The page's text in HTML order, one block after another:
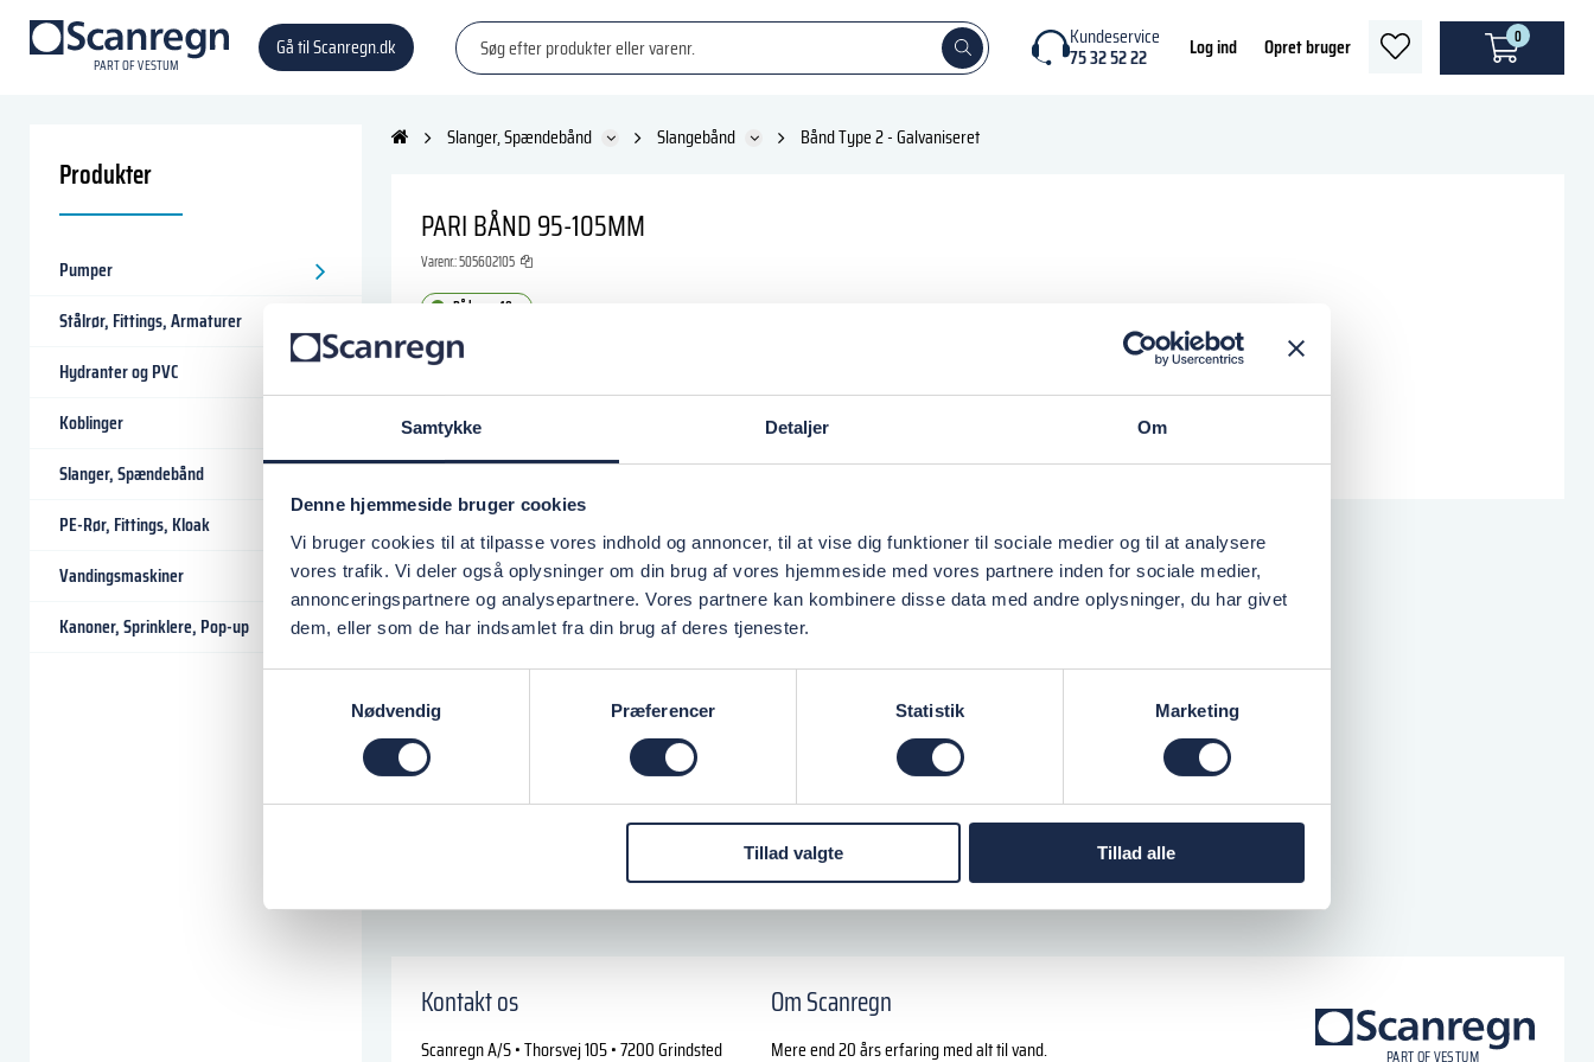
Samtykke Detaljer Om
Denne hjemmeside bruger cookies
Vi bruger cookies til at tilpasse vores indhold og annoncer, til at vise dig funktioner til sociale medier og til at analysere
vores trafik. Vi deler også oplysninger om din brug af vores hjemmeside med vores partnere inden for sociale medier,
annonceringspartnere og analysepartnere. Vores partnere kan kombinere disse data med andre oplysninger, du har givet
dem, eller som de har indsamlet fra din brug af deres tjenester.
Nødvendig
Præferencer Statistik Marketing
Tillad valgte Tillad alle
PARTOF VESTUM
Gå til Scanregn.dk Kundeservice
75 32 52 22 Log ind Opret bruger
heart
0
Produkter
Pumper
Stålrør, Fittings, Armaturer
Hydranter og PVC
Koblinger
Slanger, Spændebånd
PE-Rør, Fittings, Kloak
Vandingsmaskiner
Kanoner, Sprinklere, Pop-up
Slanger, Spændebånd Slangebånd Bånd Type 2 - Galvaniseret
PARI BÅND 95-105MM
Varenr.:505602105
På lager: 10+
53,12 DKK
Kontakt os
Scanregn A/S • Thorsvej 105 • 7200 Grindsted
Om Scanregn
Mere end 20 års erfaring med alt til vand.
PARTOF VESTUM
logo